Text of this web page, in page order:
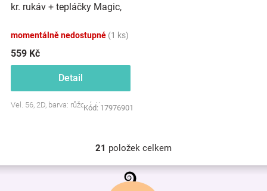
kr. rukáv + tepláčky Magic,
momentálně nedostupné (1 ks)
559 Kč
Detail
Vel. 56, 2D, barva: růžová, Kazum
Kód: 17976901
O
v
l
21 položek celkem
Z